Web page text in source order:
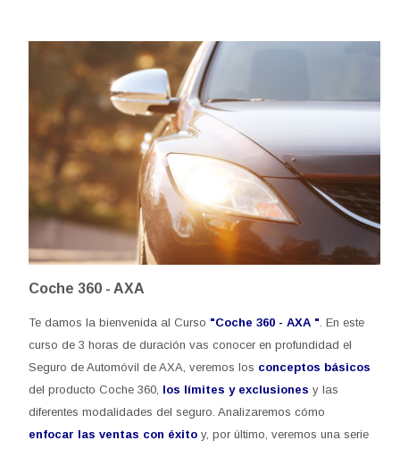
Coche 360 - AXA
Te damos la bienvenida al Curso "Coche 360 - AXA ". En este
curso de 3 horas de duración vas conocer en profundidad el
Seguro de Automóvil de AXA, veremos los conceptos básicos
del producto Coche 360, los límites y exclusiones y las
diferentes modalidades del seguro. Analizaremos cómo
enfocar las ventas con éxito y, por último, veremos una serie